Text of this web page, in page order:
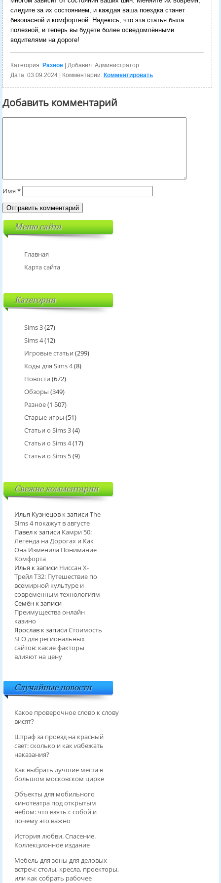
следите за их состоянием, и каждая ваша поездка станет
безопасной и комфортной. Надеюсь, что эта статья была
полезной, и теперь вы будете более осведомлёнными
водителями на дороге!
Категория: Разное| Добавил: Администратор
Дата: 03.09.2024| Комментарии: Комментировать
Добавить комментарий
Имя *
Меню сайта
Главная
Карта сайта
Категории
Sims 3(27)
Sims 4(12)
Игровые статьи (299)
Коды для Sims 4(8)
Новости (672)
Обзоры (349)
Разное(1 507)
Старые игры (51)
Статьи о Sims 3(4)
Статьи о Sims 4(17)
Статьи о Sims 5(9)
Свежие комментарии
Илья Кузнецовк записиThe
Sims 4 покажут в августе
Павелк записи Камри 50:
Легенда на Дорогах и Как
Она Изменила Понимание
Комфорта
Илья к записи Ниссан Х-
Трейл T32: Путешествие по
всемирной культуре и
современным технологиям
Семёнк записи
Преимущества онлайн
казино
Ярославк записиСтоимость
SEO для региональных
сайтов: какие факторы
влияют на цену
Случайные новости
Какое проверочное слово к слову
висят?
Штраф за проезд на красный
свет: сколько и как избежать
наказания?
Как выбрать лучшие места в
большом московском цирке
Объекты для мобильного
кинотеатра под открытым
небом: что взять с собой и
почему это важно
История любви. Спасение.
Коллекционное издание
Мебель для зоны для деловых
встреч: столы, кресла, проекторы,
или как собрать рабочее